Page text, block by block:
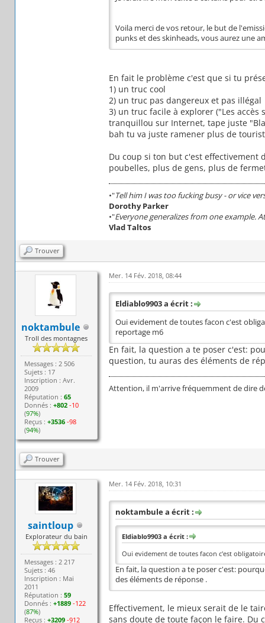
Voila merci de vos retour, le but de
punks et des skinheads, vous aurez une
En fait le problème c'est que si tu
1) un truc cool
2) un truc pas dangereux et pas illégal
3) un truc facile à explorer ("Les accès
tranquillou sur Internet, tape juste
bah tu va juste ramener plus de
Du coup si ton but c'est
poubelles, plus de gens, plus de
•"Tell him I was too fucking busy - or vice
Dorothy Parker
•"Everyone generalizes from one example.
Vlad Taltos
Trouver
noktambule
Troll des montagnes
Messages : 2 506
Sujets : 17
Inscription : Avr.
2009
Réputation :65
Donnés :+802 -10
(97%)
Reçus :+3536 -98
(94%)
Mer. 14 Fév. 2018, 08:44
Eldiablo9903 a écrit :
Oui evidement de toutes facon c'est
reportage m6
En fait, la question a te poser c'est:
question, tu auras des éléments de
Attention, il m'arrive fréquemment de dire
Trouver
saintloup
Explorateur du bain
Messages : 2 217
Sujets : 46
Inscription : Mai
2011
Réputation :59
Donnés :+1889 -122
(87%)
Reçus :+3209 -912
Mer. 14 Fév. 2018, 10:31
noktambule a écrit :
Eldiablo9903 a écrit :
Oui evidement de toutes facon c'est
En fait, la question a te poser c'est:
des éléments de réponse .
Effectivement, le mieux serait de le
sans doute de toute façon le faire. Du